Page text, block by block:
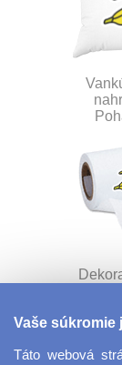
Vaše súkromie
Táto webová